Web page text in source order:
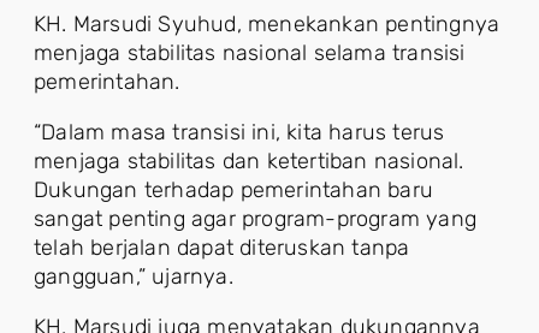
KH. Marsudi Syuhud, menekankan pentingnya
menjaga stabilitas nasional selama transisi
pemerintahan.
“Dalam masa transisi ini, kita harus terus
menjaga stabilitas dan ketertiban nasional.
Dukungan terhadap pemerintahan baru
sangat penting agar program-program yang
telah berjalan dapat diteruskan tanpa
gangguan,” ujarnya.
KH. Marsudi juga menyatakan dukungannya